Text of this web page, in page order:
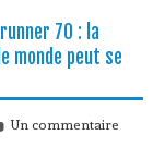
70 : la
monde peut se
Un commentaire